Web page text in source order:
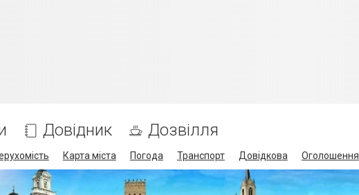
Довідник Дозвілля
Карта міста Погода Транспорт Довідкова Оголошення